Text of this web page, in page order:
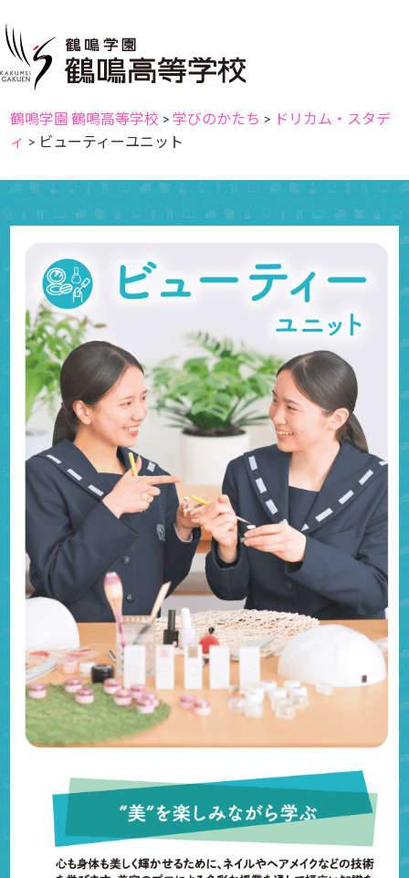
鶴鳴学園 鶴鳴高等学校 >学びのかたち > ドリカム・スタデ
ィ > ビューティーユニット